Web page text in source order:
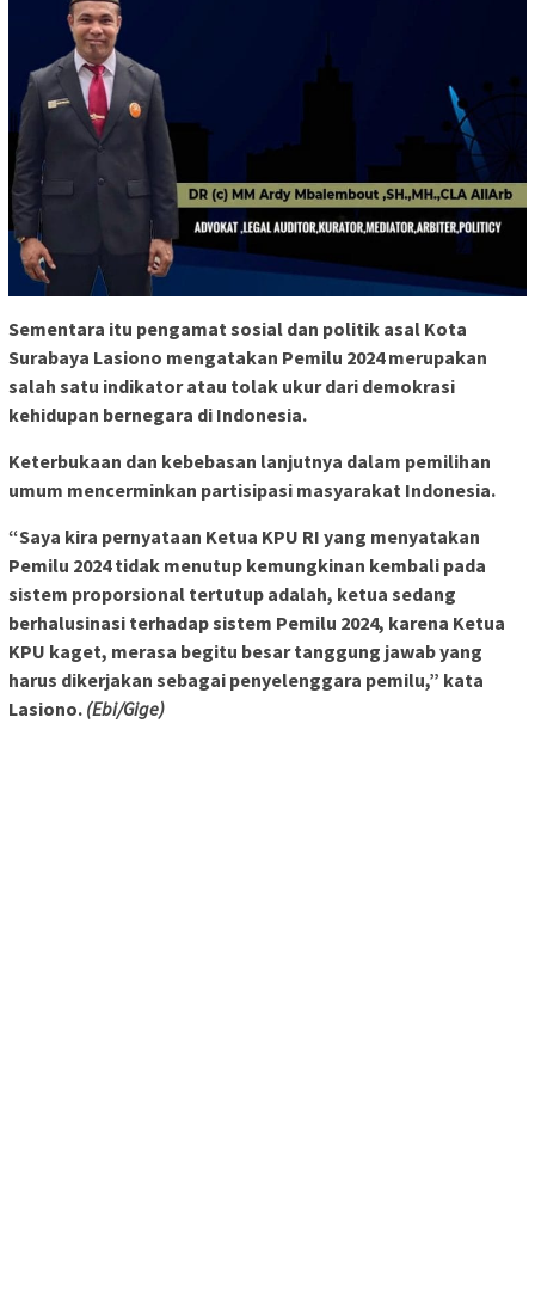
Sementara itu pengamat sosial dan politik asal Kota
Surabaya Lasiono mengatakan Pemilu 2024 merupakan
salah satu indikator atau tolak ukur dari demokrasi
kehidupan bernegara di Indonesia.
Keterbukaan dan kebebasan lanjutnya dalam pemilihan
umum mencerminkan partisipasi masyarakat Indonesia.
“Saya kira pernyataan Ketua KPU RI yang menyatakan
Pemilu 2024 tidak menutup kemungkinan kembali pada
sistem proporsional tertutup adalah, ketua sedang
berhalusinasi terhadap sistem Pemilu 2024, karena Ketua
KPU kaget, merasa begitu besar tanggung jawab yang
harus dikerjakan sebagai penyelenggara pemilu,” kata
Lasiono. (Ebi/Gige)